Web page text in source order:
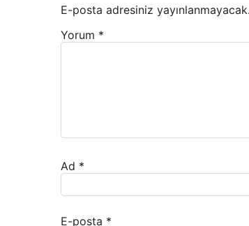
E-posta adresiniz yayınlanmayacak.
Yorum *
Ad *
E-posta *